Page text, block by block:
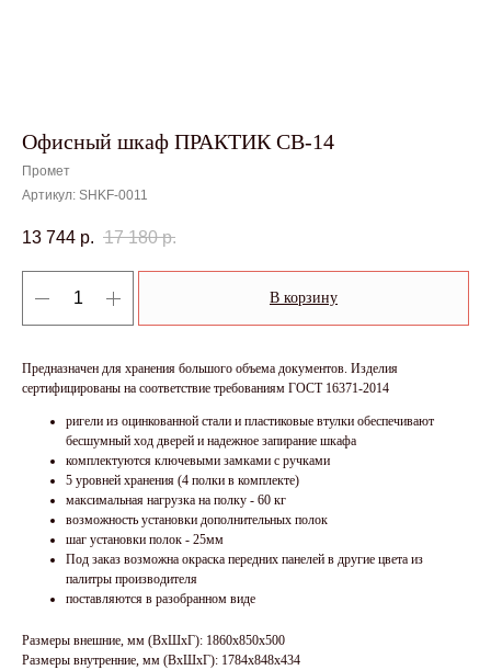
Офисный шкаф ПРАКТИК CB-14
Промет
Артикул: SHKF-0011
13 744 р. 17 180 р.
В корзину
Предназначен для хранения большого объема документов. Изделия
сертифицированы на соответствие требованиям ГОСТ 16371-2014
ригели из оцинкованной стали и пластиковые втулки обеспечивают
бесшумный ход дверей и надежное запирание шкафа
комплектуются ключевыми замками с ручками
5 уровней хранения (4 полки в комплекте)
максимальная нагрузка на полку - 60 кг
возможность установки дополнительных полок
шаг установки полок - 25мм
Под заказ возможна окраска передних панелей в другие цвета из
палитры производителя
поставляются в разобранном виде
Размеры внешние, мм (ВхШхГ): 1860x850x500
Размеры внутренние, мм (ВхШхГ): 1784x848x434